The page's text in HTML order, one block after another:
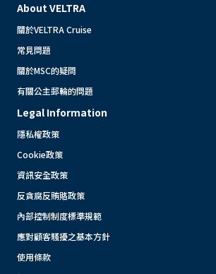
About VELTRA
關於VELTRA Cruise
常見問題
關於MSC的疑問
有關公主郵輪的問題
Legal Information
隱私權政策
Cookie政策
資訊安全政策
反貪腐反賄賂政策
內部控制制度標準規範
應對顧客騷擾之基本方針
使用條款